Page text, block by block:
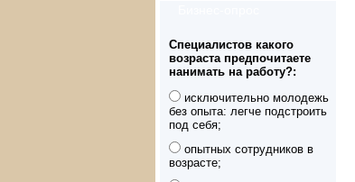
Специалистов какого
возраста предпочитаете
нанимать на работу?:
исключительно молодежь
без опыта: легче подстроить
под себя;
опытных сотрудников в
возрасте;